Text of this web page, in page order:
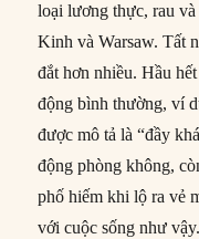
loại lương thực, rau
Kinh và Warsaw. Tất
đắt hơn nhiều. Hầu
động bình thường, ví
được mô tả là “đầy
động phòng không,
phố hiếm khi lộ ra vẻ
với cuộc sống như vậy.